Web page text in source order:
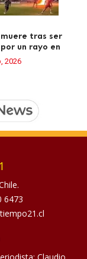
tras ser
un rayo en
2026
6473